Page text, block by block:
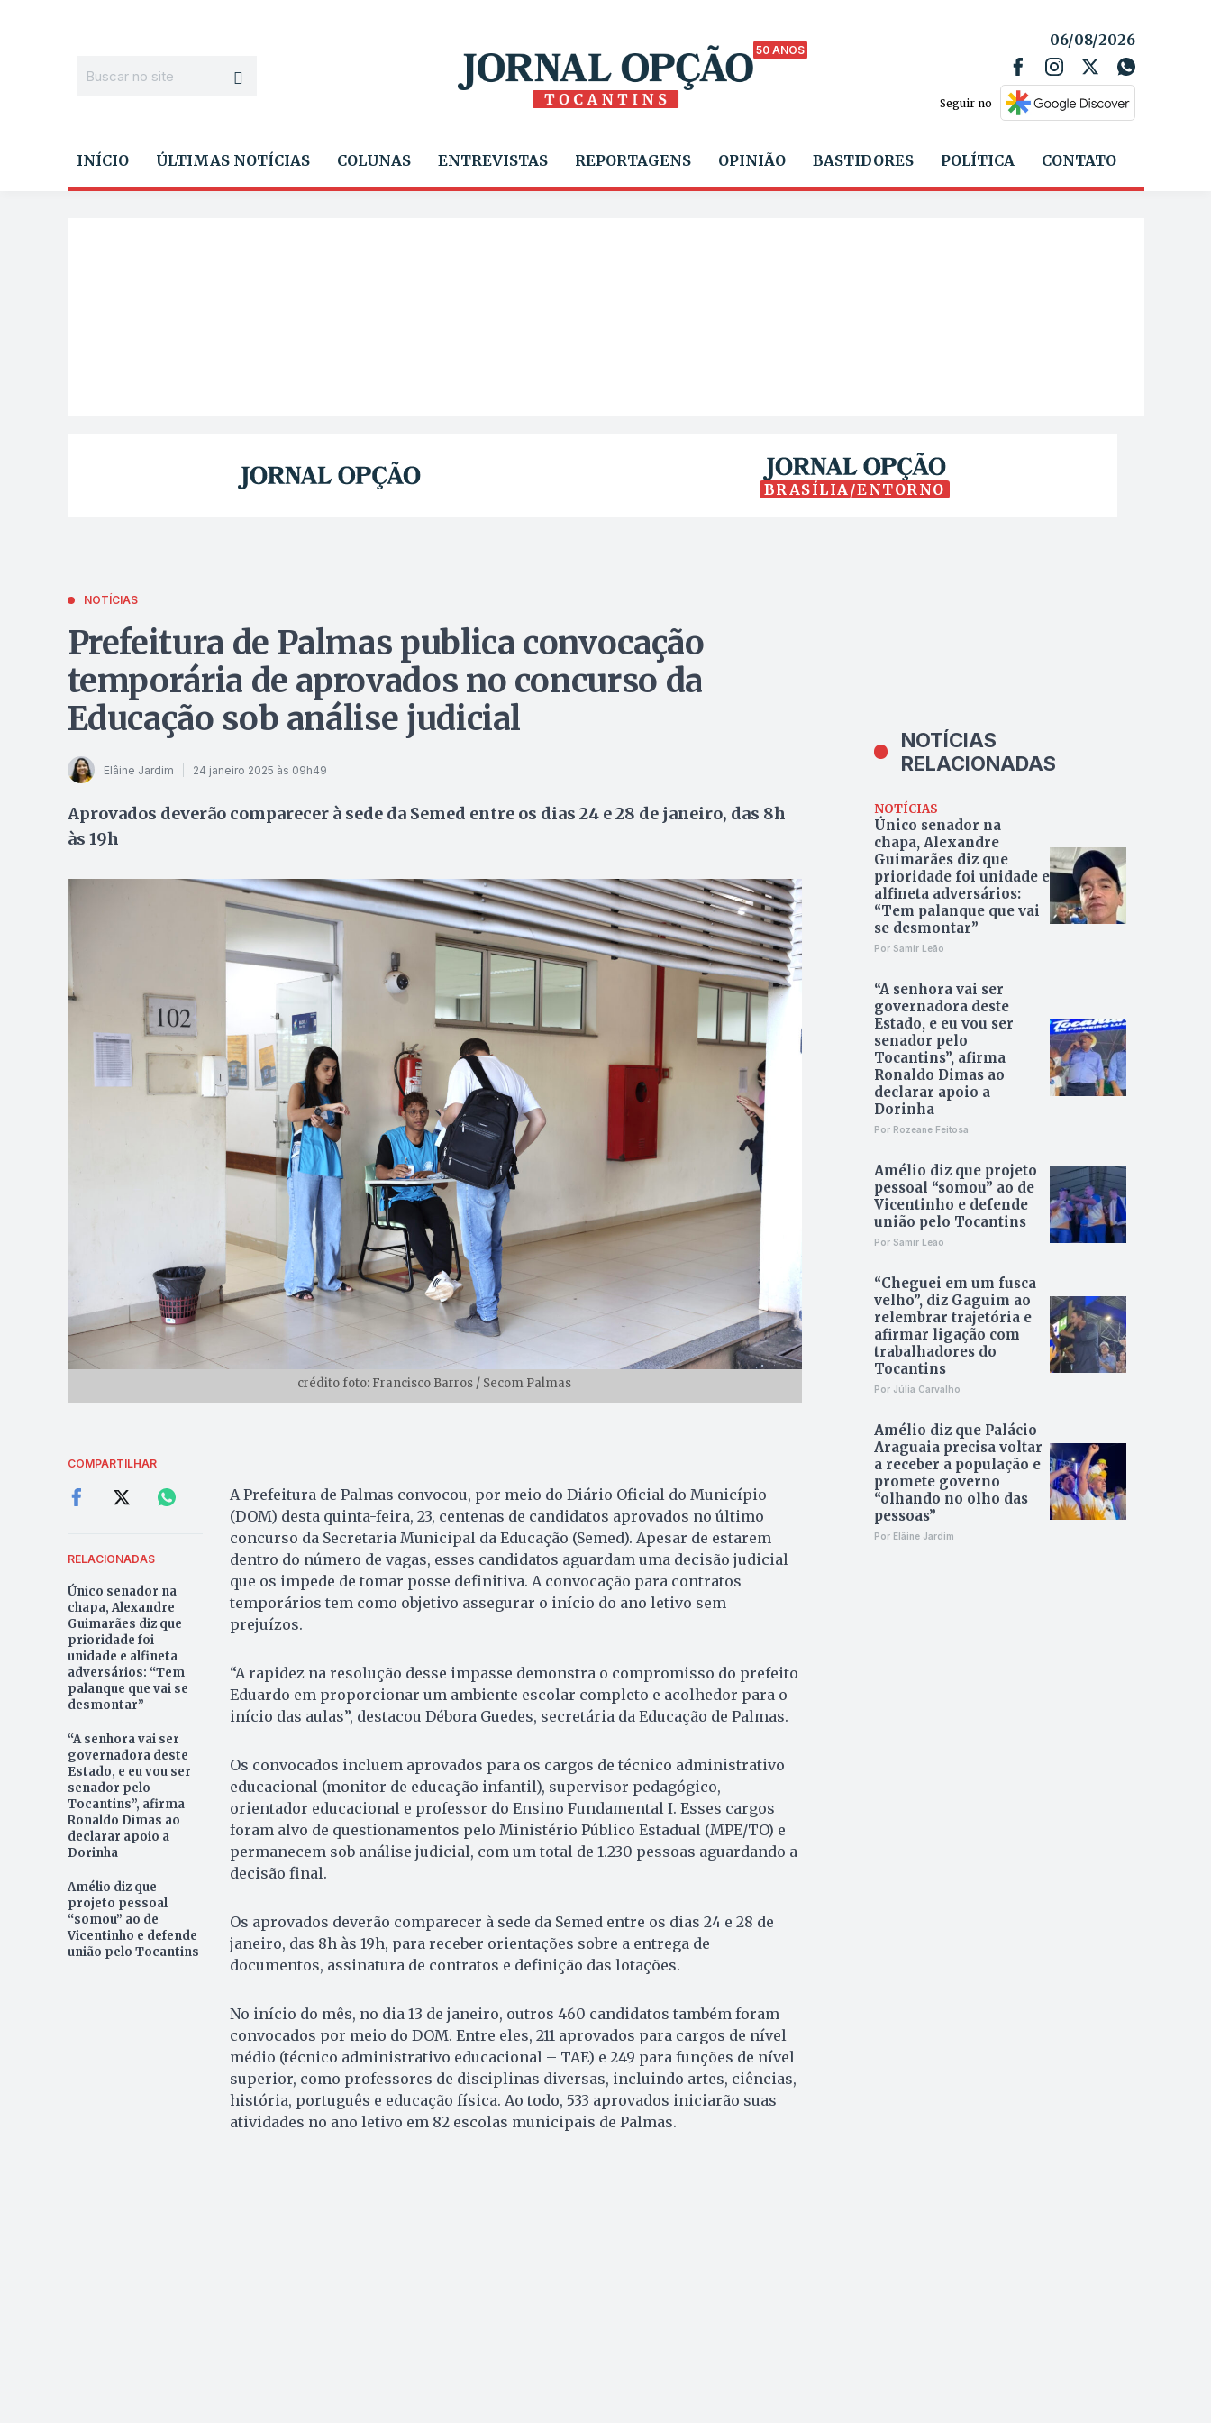
50 ANOS
06/08/2026
Seguir no
INÍCIO ÚLTIMAS NOTÍCIAS COLUNAS ENTREVISTAS REPORTAGENS OPINIÃO BASTIDORES POLÍTICA CONTATO
BRASÍLIA/ENTORNO
NOTÍCIAS
Prefeitura de Palmas publica convocação
temporária de aprovados no concurso da
Educação sob análise judicial
Elâine Jardim 24 janeiro 2025 às 09h49
Aprovados deverão comparecer à sede da Semed entre os dias 24 e 28 de janeiro, das 8h
às 19h
crédito foto: Francisco Barros / Secom Palmas
COMPARTILHAR
RELACIONADAS
Único senador na
chapa, Alexandre
Guimarães diz que
prioridade foi
unidade e alfineta
adversários: “Tem
palanque que vai se
desmontar”
“A senhora vai ser
governadora deste
Estado, e eu vou ser
senador pelo
Tocantins”, afirma
Ronaldo Dimas ao
declarar apoio a
Dorinha
Amélio diz que
projeto pessoal
“somou” ao de
Vicentinho e defende
união pelo Tocantins
A Prefeitura de Palmas convocou, por meio do Diário Oficial do Município
(DOM) desta quinta-feira, 23, centenas de candidatos aprovados no último
concurso da Secretaria Municipal da Educação (Semed). Apesar de estarem
dentro do número de vagas, esses candidatos aguardam uma decisão judicial
que os impede de tomar posse definitiva. A convocação para contratos
temporários tem como objetivo assegurar o início do ano letivo sem
prejuízos.
“A rapidez na resolução desse impasse demonstra o compromisso do prefeito
Eduardo em proporcionar um ambiente escolar completo e acolhedor para o
início das aulas”, destacou Débora Guedes, secretária da Educação de Palmas.
Os convocados incluem aprovados para os cargos de técnico administrativo
educacional (monitor de educação infantil), supervisor pedagógico,
orientador educacional e professor do Ensino Fundamental I. Esses cargos
foram alvo de questionamentos pelo Ministério Público Estadual (MPE/TO) e
permanecem sob análise judicial, com um total de 1.230 pessoas aguardando a
decisão final.
Os aprovados deverão comparecer à sede da Semed entre os dias 24 e 28 de
janeiro, das 8h às 19h, para receber orientações sobre a entrega de
documentos, assinatura de contratos e definição das lotações.
No início do mês, no dia 13 de janeiro, outros 460 candidatos também foram
convocados por meio do DOM. Entre eles, 211 aprovados para cargos de nível
médio (técnico administrativo educacional – TAE) e 249 para funções de nível
superior, como professores de disciplinas diversas, incluindo artes, ciências,
história, português e educação física. Ao todo, 533 aprovados iniciarão suas
atividades no ano letivo em 82 escolas municipais de Palmas.
NOTÍCIAS
RELACIONADAS
NOTÍCIAS
Único senador na
chapa, Alexandre
Guimarães diz que
prioridade foi unidade e
alfineta adversários:
“Tem palanque que vai
se desmontar”
Por Samir Leão
“A senhora vai ser
governadora deste
Estado, e eu vou ser
senador pelo
Tocantins”, afirma
Ronaldo Dimas ao
declarar apoio a
Dorinha
Por Rozeane Feitosa
Amélio diz que projeto
pessoal “somou” ao de
Vicentinho e defende
união pelo Tocantins
Por Samir Leão
“Cheguei em um fusca
velho”, diz Gaguim ao
relembrar trajetória e
afirmar ligação com
trabalhadores do
Tocantins
Por Júlia Carvalho
Amélio diz que Palácio
Araguaia precisa voltar
a receber a população e
promete governo
“olhando no olho das
pessoas”
Por Elâine Jardim